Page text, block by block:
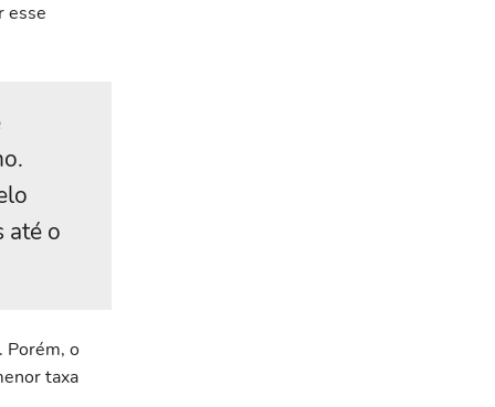
esse
até o
Porém, o
taxa